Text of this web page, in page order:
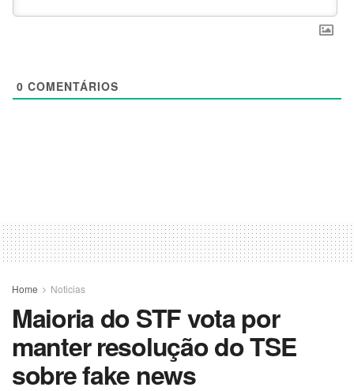
0 COMENTÁRIOS
Home Noticias
Maioria do STF vota por
manter resolução do TSE
sobre fake news